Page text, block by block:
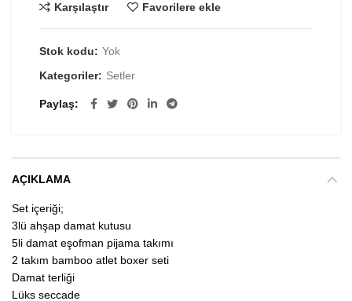
Karşılaştır Favorilere ekle
Stok kodu: Yok
Kategoriler: Setler
Paylaş
AÇIKLAMA
Set içeriği;
3lü ahşap damat kutusu
5li damat eşofman pijama takımı
2 takım bamboo atlet boxer seti
Damat terliği
Lüks seccade